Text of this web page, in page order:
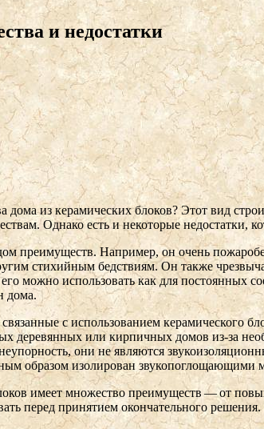
и недостатки
дома из керамических блоков? Этот вид
Однако есть и некоторые недостатки,
преимуществ. Например, он очень
стихийным бедствиям. Он также
его можно использовать как для
дома.
с использованием керамического
деревянных или кирпичных домов из-за
они не являются
образом изолирован звукопоглощающими
имеет множество преимуществ — от
перед принятием окончательного